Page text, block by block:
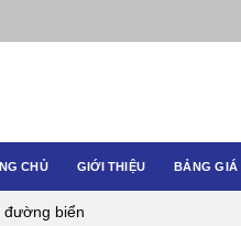
CHỦ GIỚI THIỆU BẢNG GIÁ
đường biển